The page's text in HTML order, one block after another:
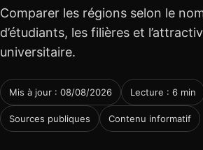
Comparer les régions selon le
d’étudiants, les filières et
universitaire.
Mis à jour : 08/08/2026 Lecture : 6 min
Sources publiques Contenu informatif